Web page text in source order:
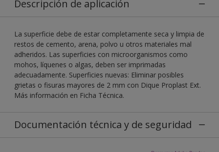
Descripción de aplicación
La superficie debe de estar completamente seca y limpia de
restos de cemento, arena, polvo u otros materiales mal
adheridos. Las superficies con microorganismos como
mohos, líquenes o algas, deben ser imprimadas
adecuadamente. Superficies nuevas: Eliminar posibles
grietas o fisuras mayores de 2 mm con Dique Proplast Ext.
Más información en Ficha Técnica.
Documentación técnica y de seguridad